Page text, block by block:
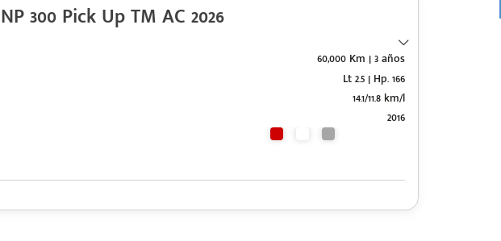
300 Pick Up TM AC 2026
60,000 Km | 3 años
Lt 2.5 | Hp. 166
14.1/11.8 km/l
2016